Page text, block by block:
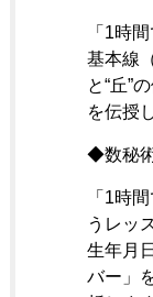
「1時
基本線
と“丘”
を伝授
◆数秘
「1時
うレッ
生年月
バー」